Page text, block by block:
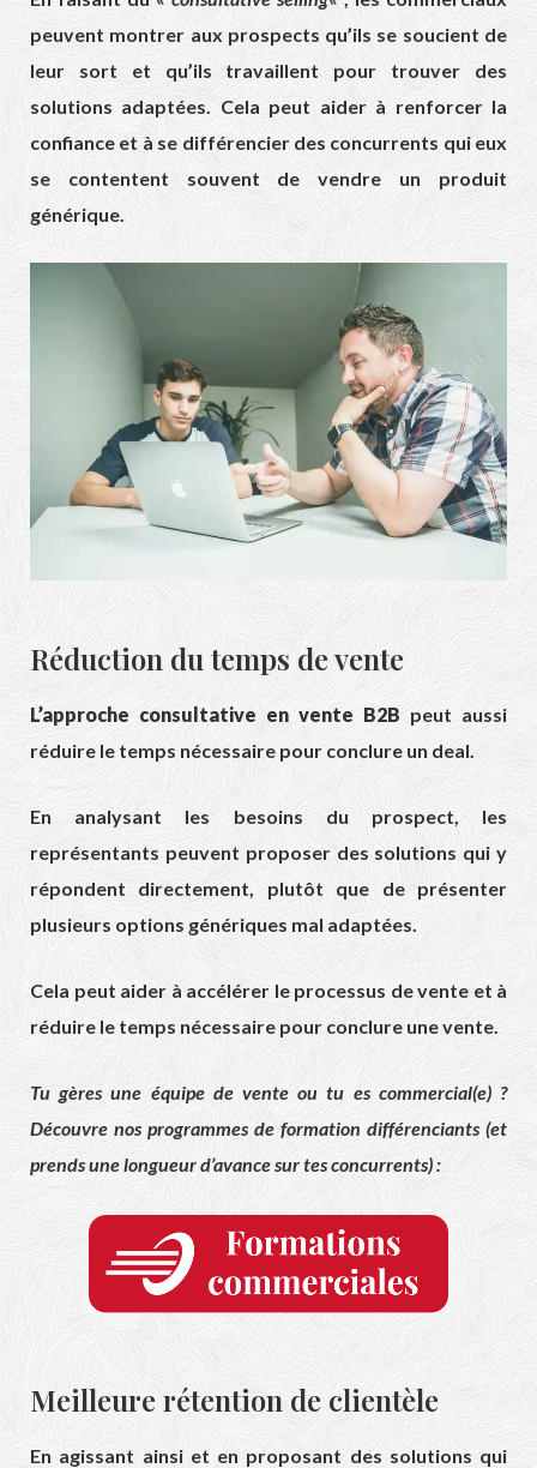
peuvent montrer aux prospects qu’ils se soucient de
leur sort et qu’ils travaillent pour trouver des
solutions adaptées. Cela peut aider à renforcer la
confiance et à se différencier des concurrents qui eux
se contentent souvent de vendre un produit
générique.
Réduction du temps de vente
L’approche consultative en vente B2B peut aussi
réduire le temps nécessaire pour conclure un deal.
En analysant les besoins du prospect, les
représentants peuvent proposer des solutions qui y
répondent directement, plutôt que de présenter
plusieurs options génériques mal adaptées.
Cela peut aider à accélérer le processus de vente et à
réduire le temps nécessaire pour conclure une vente.
Tu gères une équipe de vente ou tu es commercial(e) ?
Découvre nos programmes de formation différenciants (et
prends une longueur d’avance sur tes concurrents) :
Meilleure rétention de clientèle
En agissant ainsi et en proposant des solutions qui